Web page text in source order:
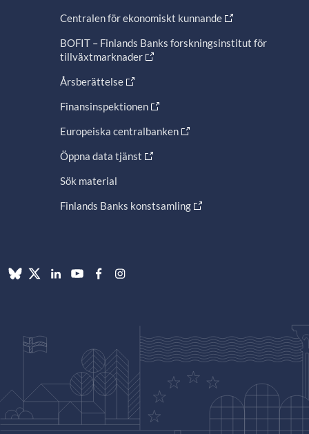
Centralen för ekonomiskt kunnande
BOFIT – Finlands Banks forskningsinstitut för
tillväxtmarknader
Årsberättelse
Finansinspektionen
Europeiska centralbanken
Öppna data tjänst
Sök material
Finlands Banks konstsamling